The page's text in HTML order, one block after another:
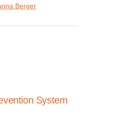
Berger
System